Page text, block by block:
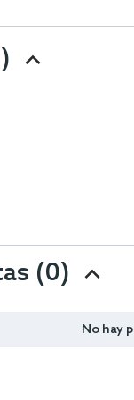
(0)
No hay